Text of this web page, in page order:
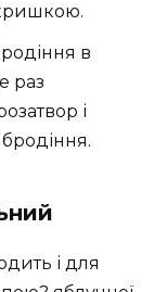
в
раз
і
і для